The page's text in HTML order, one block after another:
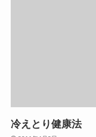
冷えとり健康法